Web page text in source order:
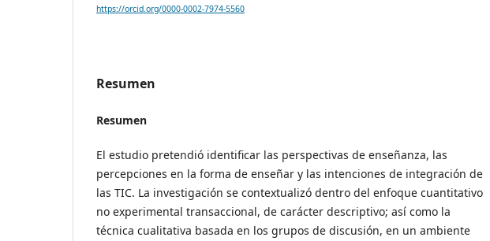
https://orcid.org/0000-0002-7974-5560
Resumen
Resumen
El estudio pretendió identificar las perspectivas de enseñanza, las
percepciones en la forma de enseñar y las intenciones de integración de
las TIC. La investigación se contextualizó dentro del enfoque cuantitativo
no experimental transaccional, de carácter descriptivo; así como la
técnica cualitativa basada en los grupos de discusión, en un ambiente